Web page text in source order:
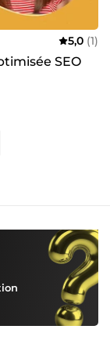
5,0 (1)
SEO